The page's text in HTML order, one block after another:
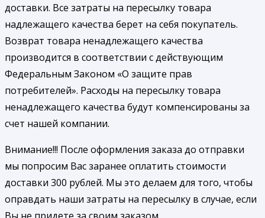
доставки. Все затраты на пересылку товара
надлежащего качества берет на себя покупатель.
Возврат товара ненадлежащего качества
производится в соответствии с действующим
Федеральным Законом «О защите прав
потребителей». Расходы на пересылку товара
ненадлежащего качества будут компенсированы за
счет нашей компании.
Внимание!!! После оформления заказа до отправки
мы попросим Вас заранее оплатить стоимости
доставки 300 рублей. Мы это делаем для того, чтобы
оправдать наши затраты на пересылку в случае, если